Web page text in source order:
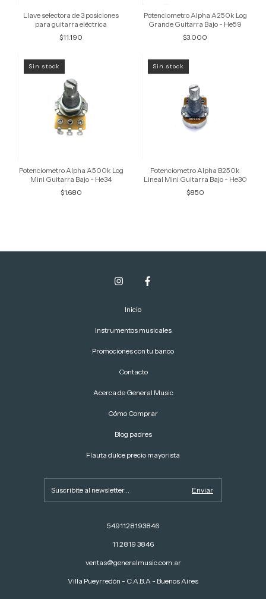
Llave selectora de 3 posiciones
para guitarra eléctrica
$11.190
Potenciometro Alpha A250k Log
Grande Guitarra Bajo - He59
$3.000
Sin stock
Potenciometro Alpha A500k Log
Mini Guitarra Bajo - He34
$1.680
Sin stock
Potenciometro Alpha B250k
Lineal Mini Guitarra Bajo - He30
$850
Inicio
Instrumentos musicales
Promociones con tu banco
Contacto
Acerca de General Music
Cómo Comprar
Blog padres
Flauta dulce precio mayorista
5491128193846
11 2819 3846
ventas@generalmusic.com.ar
Villa Pueyrredón - C.A.B.A - Buenos Aires